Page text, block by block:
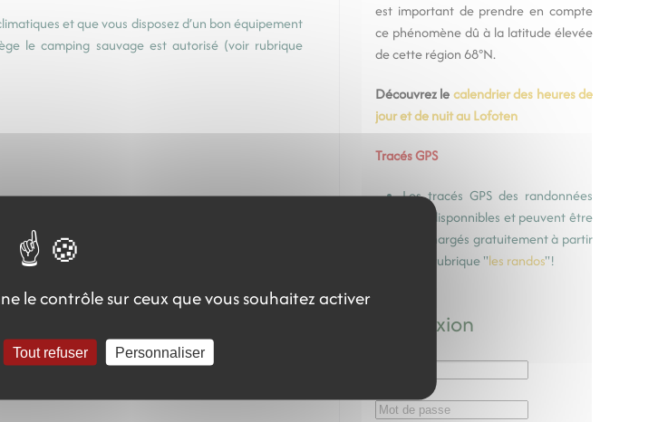
et que vous disposez d’un bon équipement
le camping sauvage est autorisé (voir rubrique
est important de prendre en compte
ce phénomène dû à la latitude élevée
de cette région 68°N.
Découvrez lecalendrier des heures de
jour et de nuit au Lofoten
Tracés GPS
Les tracés GPS des randonnées
sont disponnibles et peuvent être
téléchargés gratuitement à partir
de la rubrique "les randos"!
Connexion
le contrôle sur ceux que vous souhaitez activer
Tout refuser Personnaliser